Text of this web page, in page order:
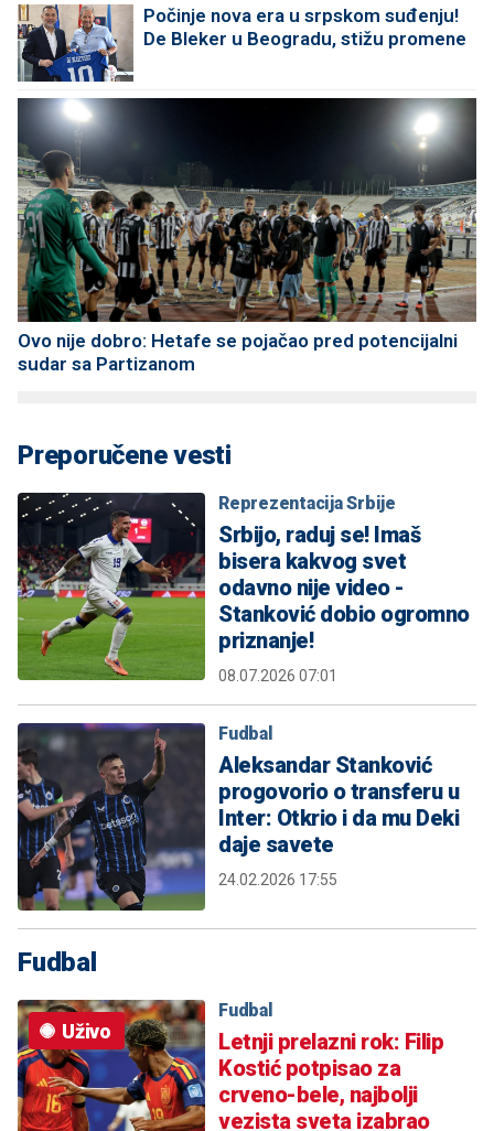
Počinje nova era u srpskom suđenju!
De Bleker u Beogradu, stižu promene
Ovo nije dobro: Hetafe se pojačao pred potencijalni
sudar sa Partizanom
Preporučene vesti
Reprezentacija Srbije
Srbijo, raduj se! Imaš
bisera kakvog svet
odavno nije video -
Stanković dobio ogromno
priznanje!
08.07.2026 07:01
Fudbal
Aleksandar Stanković
progovorio o transferu u
Inter: Otkrio i da mu Deki
daje savete
24.02.2026 17:55
Fudbal
Uživo
Fudbal
Letnji prelazni rok: Filip
Kostić potpisao za
crveno-bele, najbolji
vezista sveta izabrao